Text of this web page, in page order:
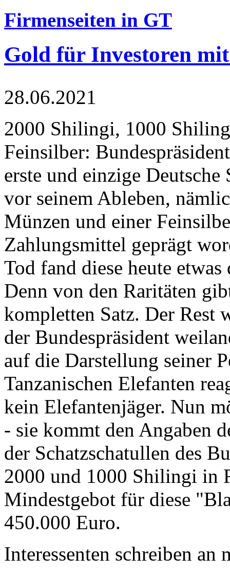
Firmenseiten in GT
Gold für Investoren
28.06.2021
2000 Shilingi, 1000
Feinsilber:
erste und einzige Deutsche
vor seinem Ableben,
Münzen und einer
Zahlungsmittel geprägt
Tod fand diese heute
Denn von den Raritäten
kompletten Satz. Der Rest
der Bundespräsident
auf die Darstellung seiner
Tanzanischen Elefanten
kein Elefantenjäger. Nun
- sie kommt den Angaben
der Schatzschatullen des
2000 und 1000 Shilingi in
Mindestgebot für diese
450.000 Euro.
Interessenten schreiben